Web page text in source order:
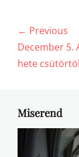
Bejegyzés
navigáció
← Previous
Previous
post:
December 5.
hete
Miserend